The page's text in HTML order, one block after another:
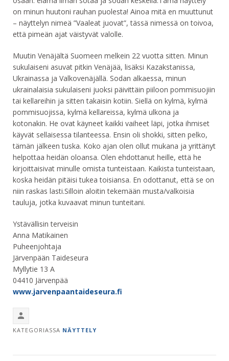
on minun huutoni rauhan puolesta! Ainoa mitä en muuttunut
– näyttelyn nimeä ”Vaaleat juovat”, tässä nimessä on toivoa,
että pimeän ajat väistyvät valolle.
Muutin Venäjältä Suomeen melkein 22 vuotta sitten. Minun
sukulaiseni asuvat pitkin Venäjää, lisäksi Kazakstanissa,
Ukrainassa ja Valkovenäjällä. Sodan alkaessa, minun
ukrainalaisia sukulaiseni juoksi päivittäin piiloon pommisuojiin
tai kellareihin ja sitten takaisin kotiin. Siellä on kylmä, kylmä
pommisuojissa, kylmä kellareissa, kylmä ulkona ja
kotonakin. He ovat käyneet kaikki vaiheet läpi, jotka ihmiset
käyvät sellaisessa tilanteessa. Ensin oli shokki, sitten pelko,
tämän jälkeen tuska. Koko ajan olen ollut mukana ja yrittänyt
helpottaa heidän oloansa. Olen ehdottanut heille, että he
kirjoittaisivat minulle omista tunteistaan. Kaikista tunteistaan,
koska heidän pitäisi tukea toisiansa. En odottanut, että se on
niin raskas lasti.Silloin aloitin tekemään musta/valkoisia
tauluja, jotka kuvaavat minun tunteitani.
Ystävällisin terveisin
Anna Matikainen
Puheenjohtaja
Järvenpään Taideseura
Myllytie 13 A
04410 Järvenpää
www.jarvenpaantaideseura.fi
KATEGORIASSA NÄYTTELY